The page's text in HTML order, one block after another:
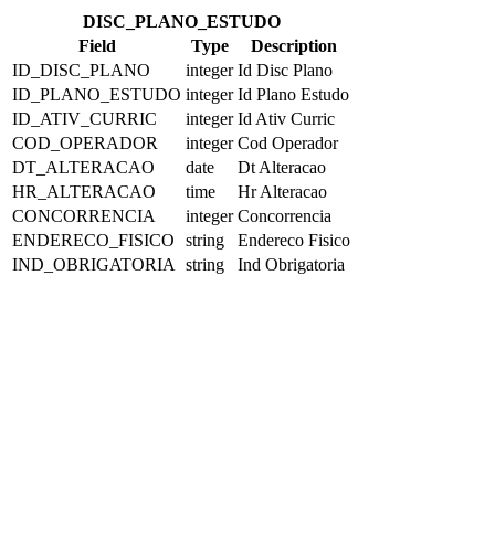
DISC_PLANO_ESTUDO
Field
Type
Description
ID_DISC_PLANO
integer Id Disc Plano
ID_PLANO_ESTUDO integer Id Plano Estudo
ID_ATIV_CURRIC
integer Id Ativ Curric
COD_OPERADOR
integer Cod Operador
DT_ALTERACAO
date
Dt Alteracao
HR_ALTERACAO
time
Hr Alteracao
CONCORRENCIA
integer Concorrencia
ENDERECO_FISICO
string
Endereco Fisico
IND_OBRIGATORIA
string Ind Obrigatoria